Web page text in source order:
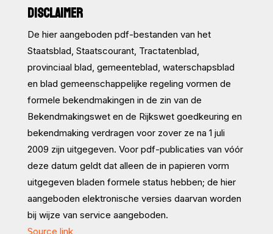
DISCLAIMER
De hier aangeboden pdf-bestanden van het
Staatsblad, Staatscourant, Tractatenblad,
provinciaal blad, gemeenteblad, waterschapsblad
en blad gemeenschappelijke regeling vormen de
formele bekendmakingen in de zin van de
Bekendmakingswet en de Rijkswet goedkeuring en
bekendmaking verdragen voor zover ze na 1 juli
2009 zijn uitgegeven. Voor pdf-publicaties van vóór
deze datum geldt dat alleen de in papieren vorm
uitgegeven bladen formele status hebben; de hier
aangeboden elektronische versies daarvan worden
bij wijze van service aangeboden.
Source link